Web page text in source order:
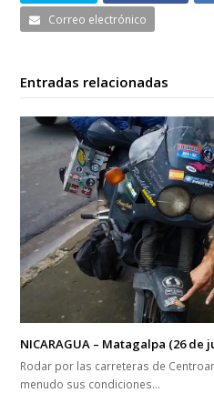
Correo electrónico
Entradas relacionadas
NICARAGUA – Matagalpa (26 de
Rodar por las carreteras de
menudo sus condiciones…